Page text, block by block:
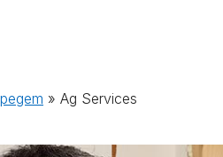
» Ag Services